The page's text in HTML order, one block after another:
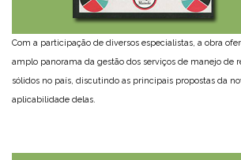
Com a participação de diversos especialistas, a obra
amplo panorama da gestão dos serviços de manejo de
sólidos no país, discutindo as principais propostas da
aplicabilidade delas.